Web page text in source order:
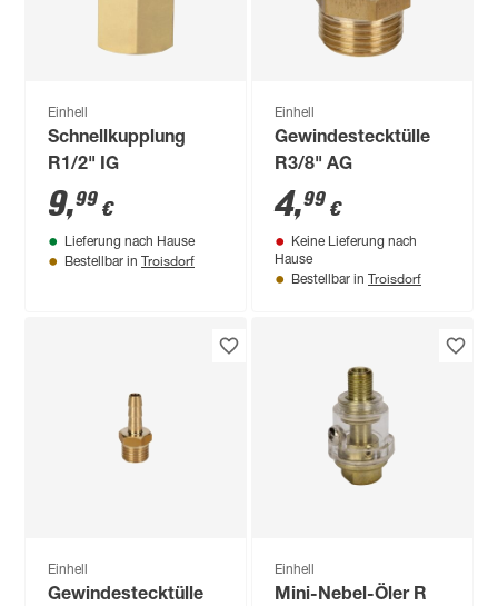
Einhell
Schnellkupplung
R1/2" IG
9,99 €
Lieferung nach Hause
Bestellbar in Troisdorf
Einhell
Gewindestecktülle
R3/8" AG
4,99 €
Keine Lieferung nach
Hause
Bestellbar in Troisdorf
Einhell
Gewindestecktülle
Einhell
Mini-Nebel-Öler R